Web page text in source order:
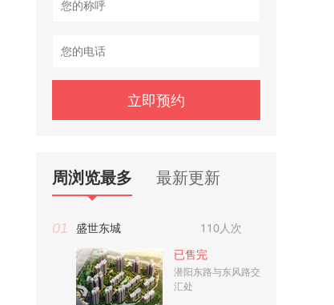
周浏览最多 最新更新
01 盛世东城
110人次
已售完
潜阳东路与东风路交
汇处